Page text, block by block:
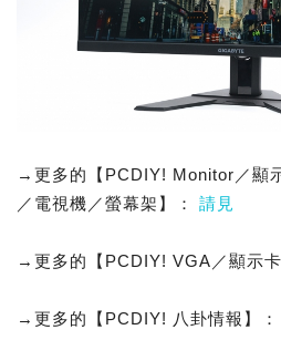
→更多的【PCDIY! Monitor／顯
／電視機／螢幕架】： 請見
→更多的【PCDIY! VGA／顯示
→更多的【PCDIY! 八卦情報】：